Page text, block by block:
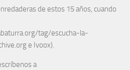
de estos 15 años, cuando
tag/escucha-la-
e Ivoox).
a